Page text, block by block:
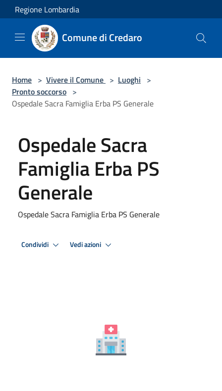
Salta al contenuto principale
Regione Lombardia
Comune di Credaro
Home > Vivere il Comune > Luoghi >
Pronto soccorso >
Ospedale Sacra Famiglia Erba PS Generale
Ospedale Sacra
Famiglia Erba PS
Generale
Ospedale Sacra Famiglia Erba PS Generale
Condividi Vedi azioni